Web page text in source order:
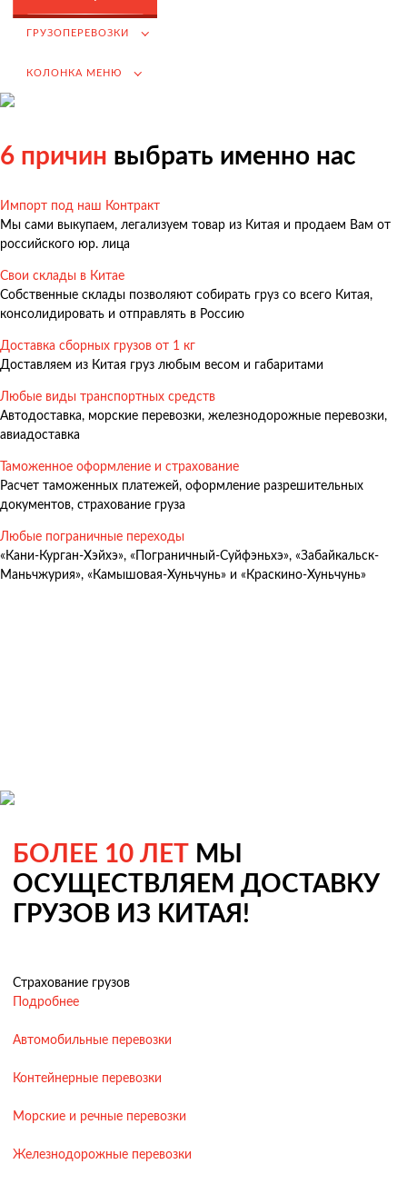
ГРУЗОПЕРЕВОЗКИ
КОЛОНКА МЕНЮ
Грузоперевозки
Грузоперевозки из Китая
Международные перевозки
Автомобильные перевозки
Железнодорожные перевозки
Морские и речные перевозки
Авиадоставка
Негабаритные перевозки
Комплексные логистические решения
Страхование грузов
6 причин выбрать именно нас
Импорт под наш Контракт
Мы сами выкупаем, легализуем товар из Китая и продаем Вам от
российского юр. лица
Свои склады в Китае
Собственные склады позволяют собирать груз со всего Китая,
консолидировать и отправлять в Россию
Доставка сборных грузов от 1 кг
Доставляем из Китая груз любым весом и габаритами
Любые виды транспортных средств
Автодоставка, морские перевозки, железнодорожные перевозки,
авиадоставка
Таможенное оформление и страхование
Расчет таможенных платежей, оформление разрешительных
документов, страхование груза
Любые пограничные переходы
«Кани-Курган-Хэйхэ», «Пограничный-Суйфэньхэ», «Забайкальск-
Маньчжурия», «Камышовая-Хуньчунь» и «Краскино-Хуньчунь»
БОЛЕЕ 10 ЛЕТ МЫ
ОСУЩЕСТВЛЯЕМ ДОСТАВКУ
ГРУЗОВ ИЗ КИТАЯ!
Страхование грузов
Подробнее
Автомобильные перевозки
Контейнерные перевозки
Морские и речные перевозки
Железнодорожные перевозки